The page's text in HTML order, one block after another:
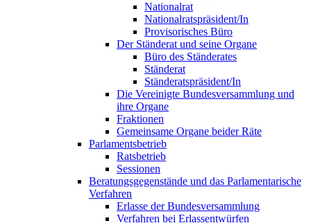
Nationalrat
Nationalratspräsident/In
Provisorisches Büro
Der Ständerat und seine Organe
Büro des Ständerates
Ständerat
Ständeratspräsident/In
Die Vereinigte Bundesversammlung und
ihre Organe
Fraktionen
Gemeinsame Organe beider Räte
Parlamentsbetrieb
Ratsbetrieb
Sessionen
Beratungsgegenstände und das Parlamentarische
Verfahren
Erlasse der Bundesversammlung
Verfahren bei Erlassentwürfen